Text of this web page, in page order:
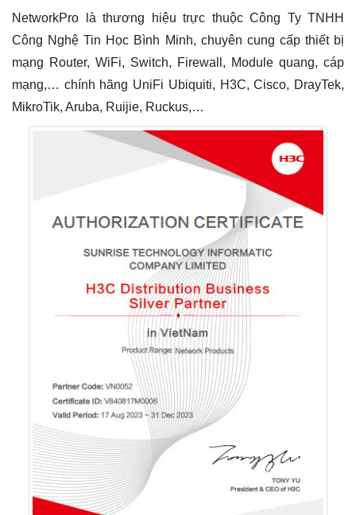
NetworkPro là thương hiệu trực thuộc Công Ty TNHH
Công Nghệ Tin Học Bình Minh, chuyên cung cấp thiết bị
mạng Router, WiFi, Switch, Firewall, Module quang, cáp
mạng,… chính hãng UniFi Ubiquiti, H3C, Cisco, DrayTek,
MikroTik, Aruba, Ruijie, Ruckus,…